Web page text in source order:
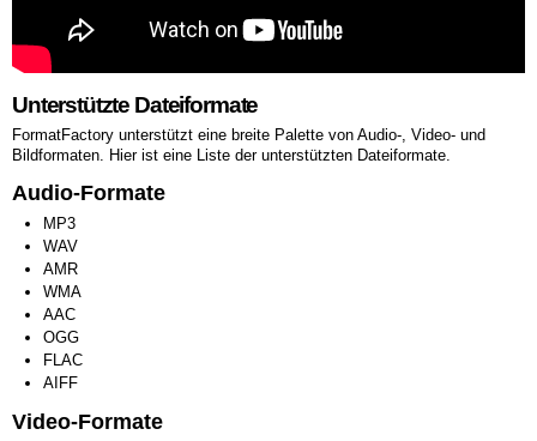
Unterstützte Dateiformate
FormatFactory unterstützt eine breite Palette von Audio-, Video- und
Bildformaten. Hier ist eine Liste der unterstützten Dateiformate.
Audio-Formate
MP3
WAV
AMR
WMA
AAC
OGG
FLAC
AIFF
Video-Formate